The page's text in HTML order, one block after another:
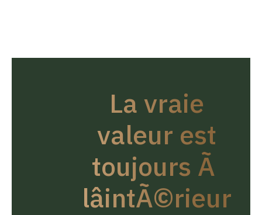
La vraie
valeur est
toujours Ã
lâintÃ©rieur